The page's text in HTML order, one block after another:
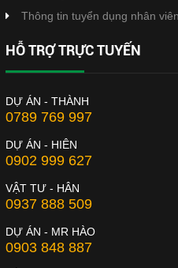
Thông tin tuyển dụng nhân viên
HỖ TRỢ TRỰC TUYẾN
DỰ ÁN - THÀNH
0789 769 997
DỰ ÁN - HIÊN
0902 999 627
VẬT TƯ - HÂN
0937 888 509
DỰ ÁN - MR HÀO
0903 848 887